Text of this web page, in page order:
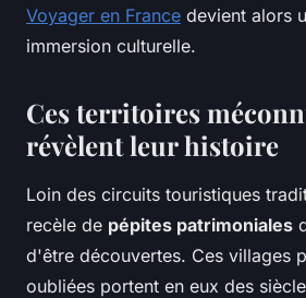
Voyager en France devient alors
immersion culturelle.
Ces territoires
révèlent leur histoire
Loin des circuits touristiques
recèle de pépites patrimoniales
d'être découvertes. Ces villages
oubliées portent en eux des